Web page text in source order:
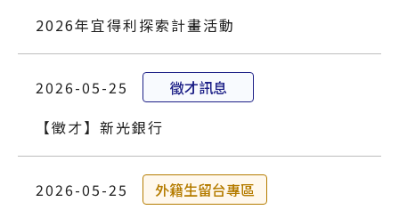
2026年宜得利探索計畫活動
2026-05-25
徵才訊息
【徵才】新光銀行
2026-05-25
外籍生留台專區